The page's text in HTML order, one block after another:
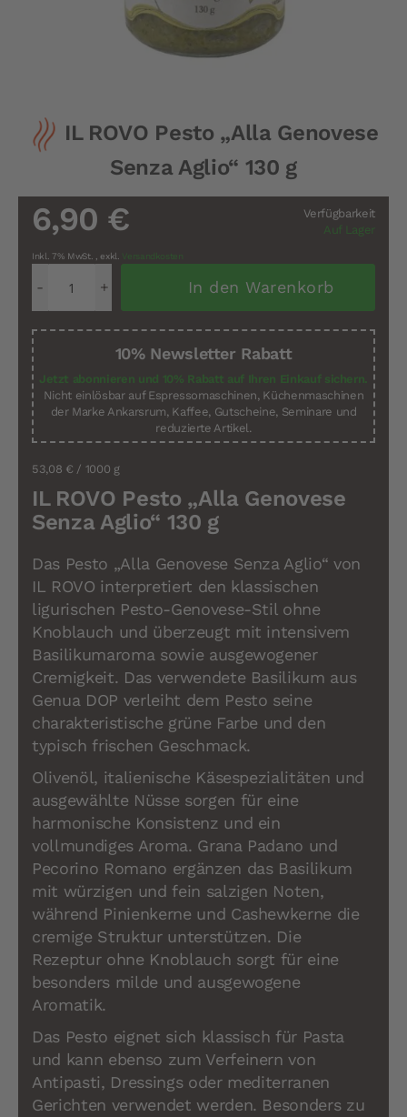
Anfang
der
IL ROVO Pesto „Alla Genovese
Senza Aglio“ 130 g
Verfügbarkeit
Auf Lager
6,90 €
Inkl. 7% MwSt. ,exkl. Versandkosten
In den Warenkorb
10% Newsletter Rabatt
Jetzt abonnieren und 10% Rabatt auf Ihren Einkauf sichern.
Nicht einlösbar auf Espressomaschinen, Küchenmaschinen
der Marke Ankarsrum, Kaffee, Gutscheine, Seminare und
reduzierte Artikel.
53,08 € / 1000 g
IL ROVO Pesto „Alla Genovese
Senza Aglio“ 130 g
Das Pesto „Alla Genovese Senza Aglio“ von
IL ROVO interpretiert den klassischen
ligurischen Pesto-Genovese-Stil ohne
Knoblauch und überzeugt mit intensivem
Basilikumaroma sowie ausgewogener
Cremigkeit. Das verwendete Basilikum aus
Genua DOP verleiht dem Pesto seine
charakteristische grüne Farbe und den
typisch frischen Geschmack.
Olivenöl, italienische Käsespezialitäten und
ausgewählte Nüsse sorgen für eine
harmonische Konsistenz und ein
vollmundiges Aroma. Grana Padano und
Pecorino Romano ergänzen das Basilikum
mit würzigen und fein salzigen Noten,
während Pinienkerne und Cashewkerne die
cremige Struktur unterstützen. Die
Rezeptur ohne Knoblauch sorgt für eine
besonders milde und ausgewogene
Aromatik.
Das Pesto eignet sich klassisch für Pasta
und kann ebenso zum Verfeinern von
Antipasti, Dressings oder mediterranen
Gerichten verwendet werden. Besonders zu